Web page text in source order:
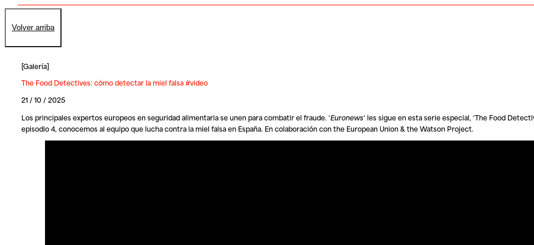
Volver arriba
[Galería]
The Food Detectives: cómo detectar la miel falsa #video
21 / 10 / 2025
Los principales expertos europeos en seguridad alimentaria se unen para combatir el fraude. ‘Euronews‘ les sigue en esta serie especial, ‘The Food
episodio 4, conocemos al equipo que lucha contra la miel falsa en España. En colaboración con the European Union & the Watson Project.